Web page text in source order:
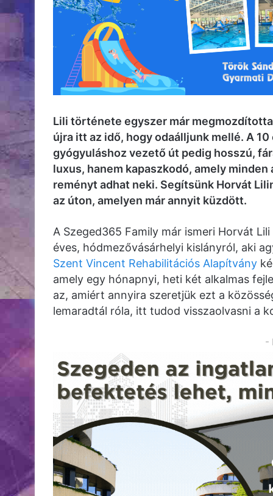
Lili története egyszer már
újra itt az idő, hogy odaálljunk mellé. A
gyógyuláshoz vezető út pedig hosszú,
luxus, hanem kapaszkodó, amely
reményt adhat neki. Segítsünk Horvát
az úton, amelyen már annyit küzdött.
A Szeged365 Family már ismeri Horvát
éves, hódmezővásárhelyi kislányról, aki
Szent Vincent Rehabilitációs Alapítvány
amely egy hónapnyi, heti két alkalmas
az, amiért annyira szeretjük ezt a
lemaradtál róla, itt tudod visszaolvasni a
-